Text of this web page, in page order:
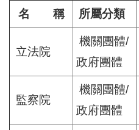
名 稱 所屬分類
立法院
機關團體/
政府團體
監察院
機關團體/
政府團體